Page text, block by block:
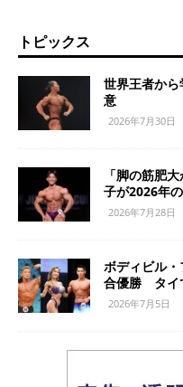
トピックス
世界王者か
意
2026年7月30日
「脚の筋肥
子が2026年
2026年7月28日
ボディビル
合優勝 タイ
2026年7月5日